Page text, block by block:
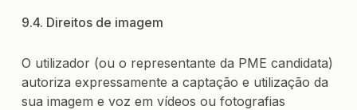
9.4. Direitos de imagem
O utilizador (ou o representante da PME candidata)
autoriza expressamente a captação e utilização da
sua imagem e voz em vídeos ou fotografias